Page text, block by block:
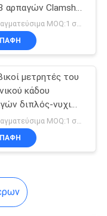
αρπαγών Clamshell
Διαπραγματεύσιμα MOQ:1 σύνολο
μετρητές του
κάδου
διπλός-νυχιών
άμμου
Διαπραγματεύσιμα MOQ:1 σύνολο